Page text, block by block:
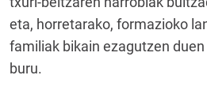
eta, horretarako, formazioko
familiak bikain ezagutzen
buru.